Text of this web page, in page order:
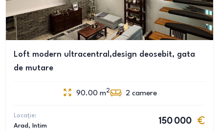
Loft modern ultracentral,design deosebit, gata
de mutare
90.00 m2 2 camere
Locație:
Arad , Intim
150 000